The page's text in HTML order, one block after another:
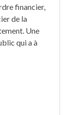
financier,
de la
Une
qui a à